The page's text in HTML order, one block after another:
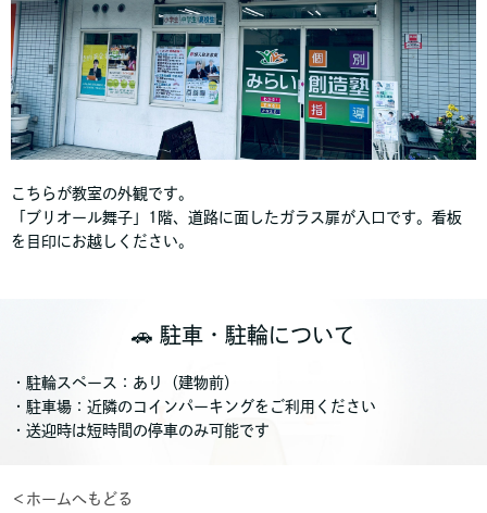
こちらが教室の外観です。
「ブリオール舞子」1階、道路に面したガラス扉が入口です。看板
を目印にお越しください。
🚗 駐車・駐輪について
・駐輪スペース：あり（建物前）
・駐車場：近隣のコインパーキングをご利用ください
・送迎時は短時間の停車のみ可能です
＜ホームへもどる